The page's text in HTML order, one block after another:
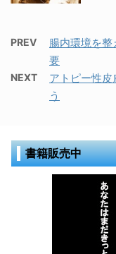
PREV
腸内環境を
要
NEXT
アトピー性皮
う
書籍販売中